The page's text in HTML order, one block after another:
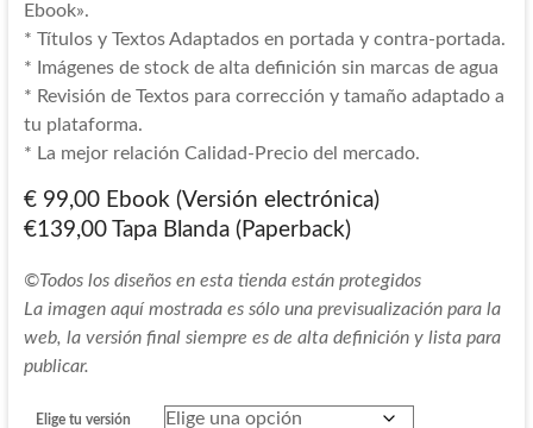
Ebook».
* Títulos y Textos Adaptados en portada y contra-portada.
* Imágenes de stock de alta definición sin marcas de agua
* Revisión de Textos para corrección y tamaño adaptado a
tu plataforma.
* La mejor relación Calidad-Precio del mercado.
€ 99,00 Ebook (Versión electrónica)
€139,00 Tapa Blanda (Paperback)
©Todos los diseños en esta tienda están protegidos
La imagen aquí mostrada es sólo una previsualización para la
web, la versión final siempre es de alta definición y lista para
publicar.
Elige tu versión